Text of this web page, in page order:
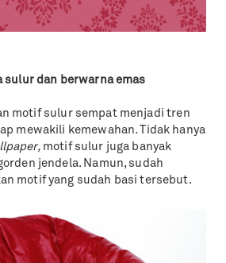
sulur dan berwarna emas
motif sulur sempat menjadi tren
mewakili kemewahan. Tidak hanya
motif sulur juga banyak
jendela. Namun, sudah
motif yang sudah basi tersebut.